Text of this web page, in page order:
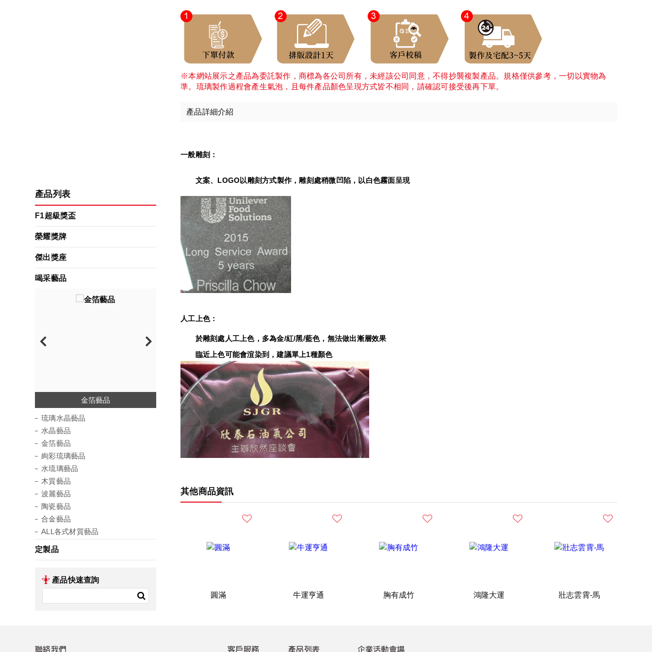
產品列表
F1超級獎盃
榮耀獎牌
傑出獎座
喝采藝品
琉璃水晶藝品
水晶藝品
金箔藝品
絢彩琉璃藝品
水琉璃藝品
木質藝品
波麗藝品
琉璃水晶藝品
水晶藝品
金箔藝品
絢彩琉璃藝品
水琉璃藝品
木質藝品
波麗藝品
陶瓷藝品
合金藝品
ALL各式材質藝品
定製品
產品快速查詢
※本網站展示之產品為委託製作，商標為各公司所有，未經該公司同意，不得抄襲複製產品。規格僅供參考，一切以實物為
準。琉璃製作過程會產生氣泡，且每件產品顏色呈現方式皆不相同，請確認可接受後再下單。
產品詳細介紹
一般雕刻：
文案、LOGO以雕刻方式製作，雕刻處稍微凹陷，以白色霧面呈現
人工上色：
於雕刻處人工上色，多為金/紅/黑/藍色，無法做出漸層效果
臨近上色可能會渲染到，建議單上1種顏色
其他商品資訊
圓滿 牛運亨通 胸有成竹 鴻隆大運 壯志雲霄-馬